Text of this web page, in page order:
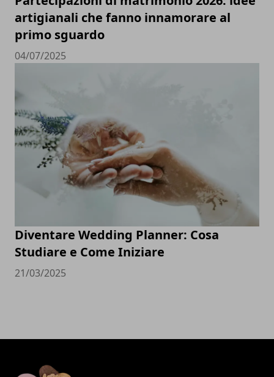
artigianali che fanno innamorare al
primo sguardo
04/07/2025
Diventare Wedding Planner: Cosa
Studiare e Come Iniziare
21/03/2025